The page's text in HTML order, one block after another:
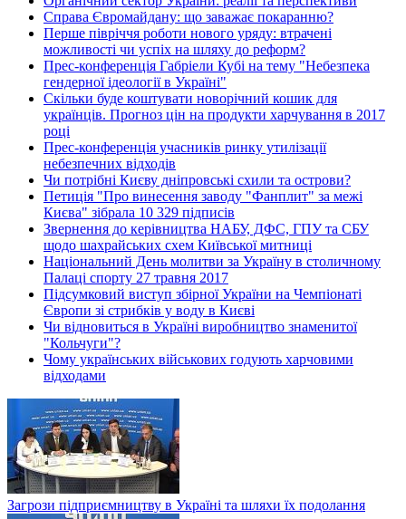
Справа Євромайдану: що заважає покаранню?
Перше півріччя роботи нового уряду: втрачені
можливості чи успіх на шляху до реформ?
Прес-конференція Габріели Кубі на тему "Небезпека
гендерної ідеології в Україні"
Скільки буде коштувати новорічний кошик для
українців. Прогноз цін на продукти харчування в 2017
році
Прес-конференція учасників ринку утилізації
небезпечних відходів
Чи потрібні Києву дніпровські схили та острови?
Петиція "Про винесення заводу "Фанплит" за межі
Києва" зібрала 10 329 підписів
Звернення до керівництва НАБУ, ДФС, ГПУ та СБУ
щодо шахрайських схем Київської митниці
Національний День молитви за Україну в столичному
Палаці спорту 27 травня 2017
Підсумковий виступ збірної України на Чемпіонаті
Європи зі стрибків у воду в Києві
Чи відновиться в Україні виробництво знаменитої
"Кольчуги"?
Чому українських військових годують харчовими
відходами
Загрози підприємництву в Україні та шляхи їх подолання